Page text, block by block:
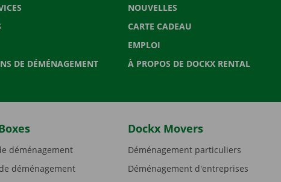
DE DÉMÉNAGEMENT
NOUVELLES
CARTE CADEAU
EMPLOI
À PROPOS DE DOCKX RENTAL
déménagement
déménagement
Dockx Movers
Déménagement particuliers
Déménagement d'entreprises